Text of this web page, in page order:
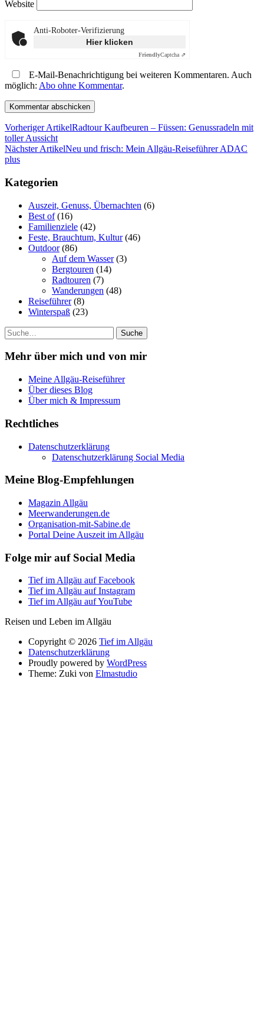
Website
Anti-Roboter-Verifizierung
Hier klicken
FriendlyCaptcha ⇗
E-Mail-Benachrichtigung bei weiteren Kommentaren. Auch
möglich: Abo ohne Kommentar.
Vorheriger ArtikelRadtour Kaufbeuren – Füssen: Genussradeln mit
toller Aussicht
Nächster ArtikelNeu und frisch: Mein Allgäu-Reiseführer ADAC
plus
Kategorien
Auszeit, Genuss, Übernachten (6)
Best of(16)
Familienziele (42)
Feste, Brauchtum, Kultur(46)
Outdoor(86)
Auf dem Wasser(3)
Bergtouren (14)
Radtouren (7)
Wanderungen (48)
Reiseführer(8)
Winterspaß (23)
Suche
Mehr über mich und von mir
Meine Allgäu-Reiseführer
Über dieses Blog
Über mich & Impressum
Rechtliches
Datenschutzerklärung
Datenschutzerklärung Social Media
Meine Blog-Empfehlungen
Magazin Allgäu
Meerwanderungen.de
Organisation-mit-Sabine.de
Portal Deine Auszeit im Allgäu
Folge mir auf Social Media
Tief im Allgäu auf Facebook
Tief im Allgäu auf Instagram
Tief im Allgäu auf YouTube
Reisen und Leben im Allgäu
Copyright © 2026 Tief im Allgäu
Datenschutzerklärung
Proudly powered by WordPress
Theme: Zuki von Elmastudio